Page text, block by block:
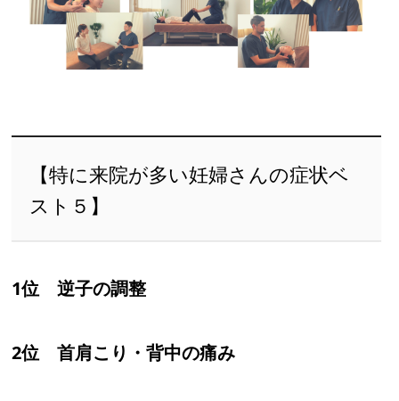
【特に来院が多い妊婦さんの症状ベ
スト５】
1位 逆子の調整
2位 首肩こり・背中の痛み